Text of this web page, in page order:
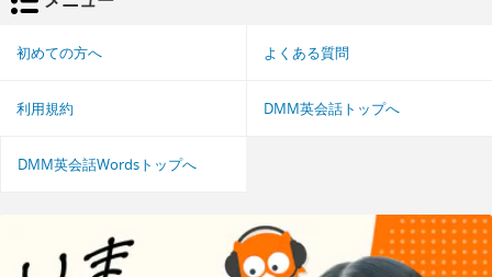
初めての方へ よくある質問
利用規約 DMM英会話トップへ
DMM英会話Wordsトップへ